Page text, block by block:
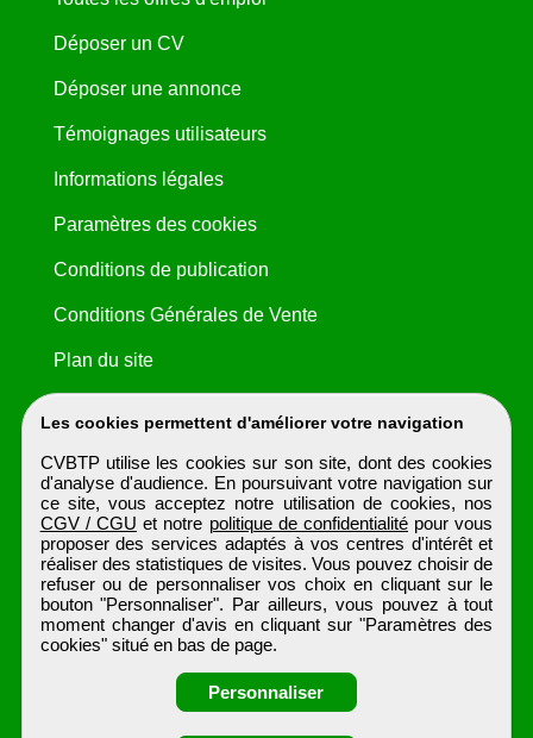
Les cookies permettent d'améliorer votre navigation
CVBTP utilise les cookies sur son site, dont des cookies
d'analyse d'audience. En poursuivant votre navigation sur
ce site, vous acceptez notre utilisation de cookies, nos
CGV / CGU et notre politique de confidentialité pour vous
proposer des services adaptés à vos centres d'intérêt et
réaliser des statistiques de visites. Vous pouvez choisir de
refuser ou de personnaliser vos choix en cliquant sur le
bouton "Personnaliser". Par ailleurs, vous pouvez à tout
moment changer d'avis en cliquant sur "Paramètres des
cookies" situé en bas de page.
Personnaliser
Déposer un CV
Déposer une annonce
Témoignages utilisateurs
Informations légales
Paramètres des cookies
Conditions de publication
Conditions Générales de Vente
Plan du site